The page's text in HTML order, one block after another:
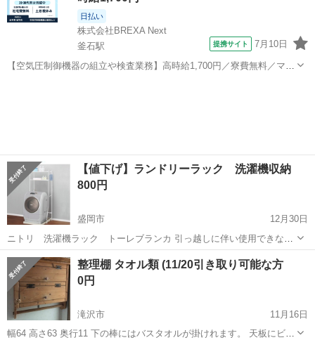
日払い
株式会社BREXA Next
釜石駅
提携サイト 7月10日
【空気圧制御機器の組立や検査業務】高時給1,700円／寮費無料／マイ
【値下げ】ランドリーラック 洗濯機収納
800円
盛岡市
12月30日
ニトリ 洗濯機ラック トーレブランカ 引っ越しに伴い使用できなく
なったため 組み立て済み 現状お渡し 購入価格1,990円
岩手 盛岡市 収納家具 ラック
整理棚 タオル類 (11/20引き取り可能な方
0円
滝沢市
11月16日
幅64 高さ63 奥行11 下の棒にはバスタオルが掛けれます。 天板にビス